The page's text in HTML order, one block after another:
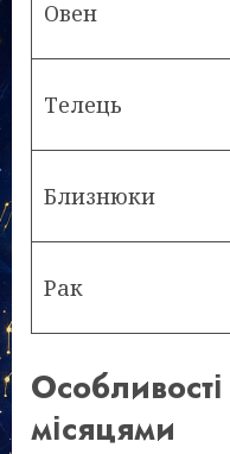
Овен
Телець
Близнюки
Рак
місяцями